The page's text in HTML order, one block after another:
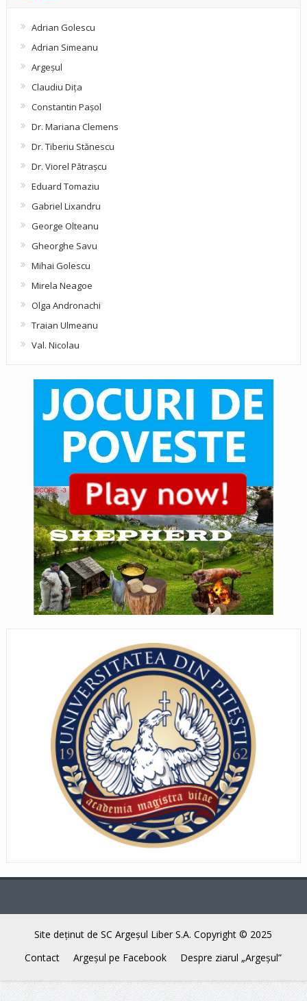
Adrian Golescu
Adrian Simeanu
Argeşul
Claudiu Diţa
Constantin Pașol
Dr. Mariana Clemens
Dr. Tiberiu Stănescu
Dr. Viorel Pătraşcu
Eduard Tomaziu
Gabriel Lixandru
George Olteanu
Gheorghe Savu
Mihai Golescu
Mirela Neagoe
Olga Andronachi
Traian Ulmeanu
Val. Nicolau
Site deţinut de SC Argeşul Liber S.A. Copyright © 2025
Contact
Argeşul pe Facebook Despre ziarul „Argeşul”